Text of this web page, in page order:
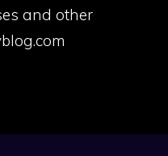
and other